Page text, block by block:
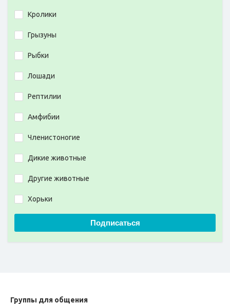
Кролики
Грызуны
Рыбки
Лошади
Рептилии
Амфибии
Членистоногие
Дикие животные
Другие животные
Хорьки
Подписаться
Группы для общения